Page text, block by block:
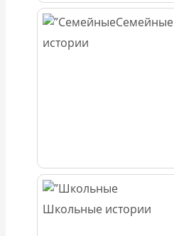
Семейные
истории
Школьные истории